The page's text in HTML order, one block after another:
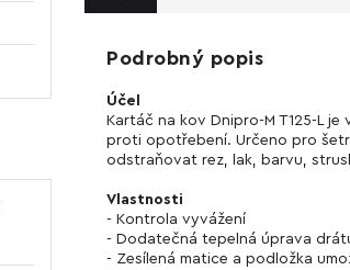
Podrobný popis
Účel
Kartáč na kov Dnipro-M T125-L
proti opotřebení. Určeno pro
odstraňovat rez, lak, barvu,
Vlastnosti
- Kontrola vyvážení
- Dodatečná tepelná úprava
- Zesílená matice a podložka